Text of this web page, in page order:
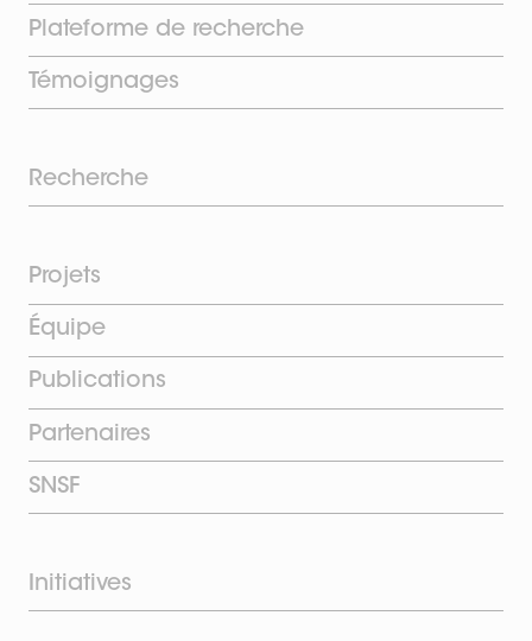
Plateforme de recherche
Témoignages
Recherche
Projets
Équipe
Publications
Partenaires
SNSF
Initiatives